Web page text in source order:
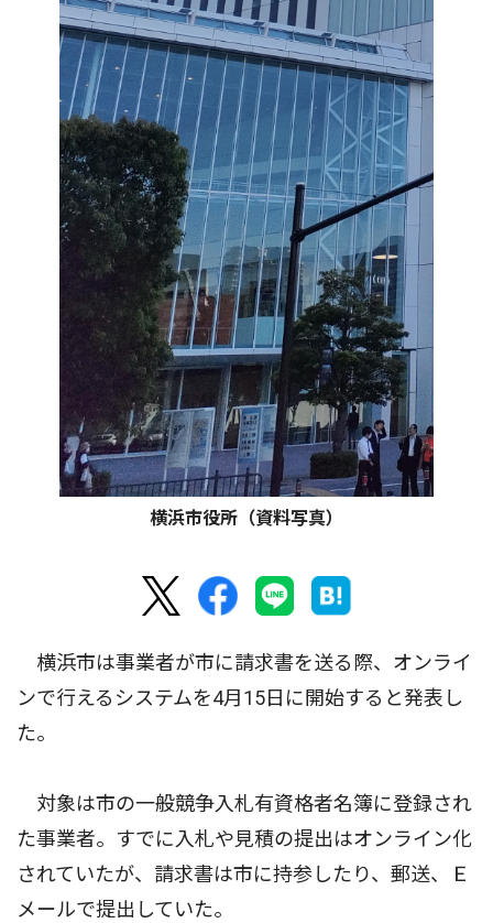
横浜市役所（資料写真）
横浜市は事業者が市に請求書を送る際、オンライ
ンで行えるシステムを4月15日に開始すると発表し
た。
対象は市の一般競争入札有資格者名簿に登録され
た事業者。すでに入札や見積の提出はオンライン化
されていたが、請求書は市に持参したり、郵送、Ｅ
メールで提出していた。